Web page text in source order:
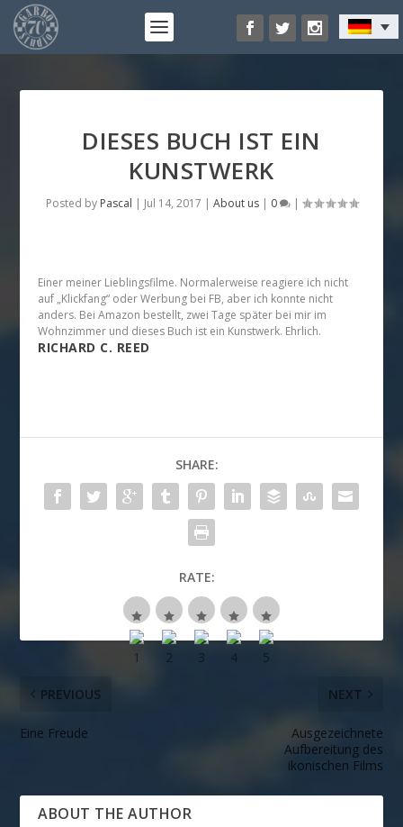
DIESES BUCH IST EIN
KUNSTWERK
Posted by Pascal | Jul 14, 2017 | About us| 0 |
Einer meiner Lieblingsfilme. Normalerweise reagiere ich nicht
auf „Klickfang“ oder Werbung bei FB, aber ich konnte nicht
anders. Bei Amazon bestellt, zwei Tage später bei mir im
Wohnzimmer und dieses Buch ist ein Kunstwerk. Ehrlich.
RICHARD C. REED
SHARE:
RATE:
PREVIOUS
Eine Freude
NEXT
Ausgezeichnete
Aufbereitung des
ikonischen Films
ABOUT THE AUTHOR